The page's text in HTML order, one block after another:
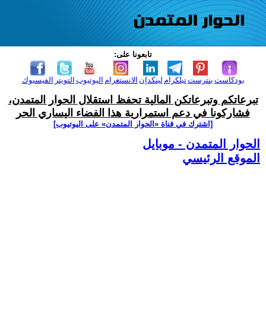
تابعونا على:
الفيسبوك التويتر اليوتيوب الانستغرام لينكدإن تيلكرامبنترست بودكاست
تبرعاتكم وتبرعاتكن المالية تحفظ استقلال الحوار المتمدن،
فشاركونا في دعم استمرارية هذا الفضاء اليساري الحر
[اشترك في قناة ‫«الحوار المتمدن» على اليوتيوب]
الحوار المتمدن - موبايل
الموقع الرئيسي